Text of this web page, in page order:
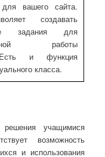
вашего сайта.
создавать
задания для
работы
и функция
класса.
решения учащимися
возможность
и использования